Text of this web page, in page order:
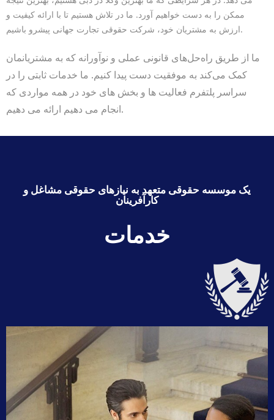
ممکن را به دست خواهیم آورد. ما در تلاش هستیم تا با ارائه کیفیت و
ارزش به مشتریان خود، شرکت حقوقی تجارت جهانی پیشرو باشیم.
ما از طریق راه‌حل‌های قانونی عملی و نوآورانه که به مشتریانمان
کمک می‌کند به موفقیت دست پیدا کنیم. ما خدمات ثابتی را در
سراسر پلتفرم فعالیت ها و بخش های خود در همه مواردی که
انجام می دهیم ارائه می دهیم.
یک موسسه حقوقی متعهد به نیازهای حقوقی مشاغل و
کارآفرینان
خدمات